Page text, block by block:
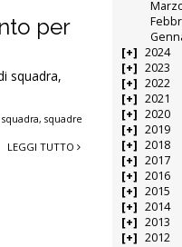
per
squadra,
squadra,squadre
LEGGI TUTTO
2024
2023
2022
2021
2020
2019
2018
2017
2016
2015
2014
2013
2012